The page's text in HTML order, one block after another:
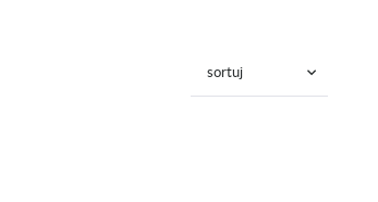
sortuj